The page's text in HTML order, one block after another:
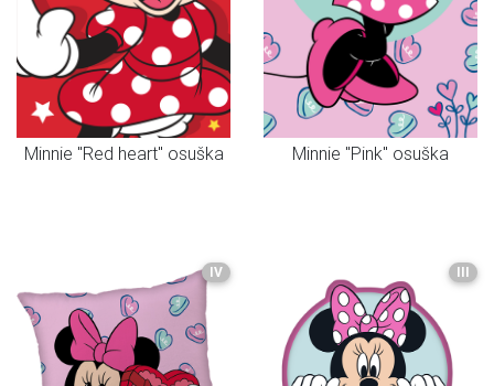
Minnie "Red heart" osuška Minnie "Pink" osuška
IV III